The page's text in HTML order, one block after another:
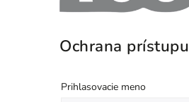
Ochrana prístupu
Prihlasovacie meno